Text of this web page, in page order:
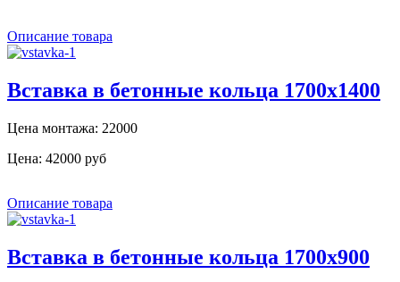
Описание товара
Вставка в бетонные кольца 1700x1400
Цена монтажа: 22000
Цена: 42000 руб
Описание товара
Вставка в бетонные кольца 1700x900